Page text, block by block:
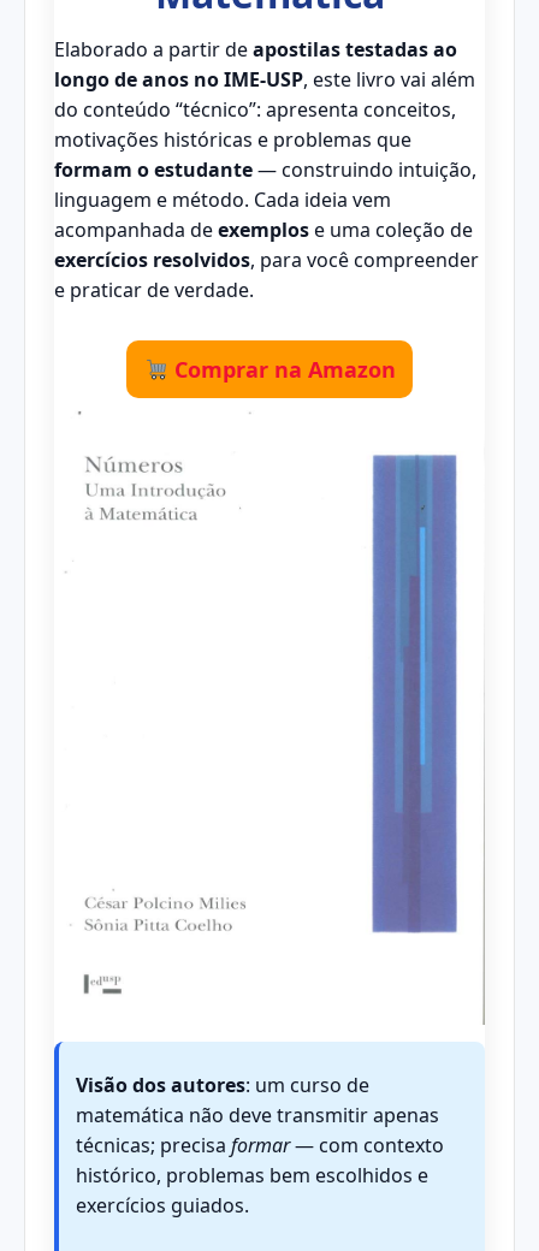
Elaborado a partir deapostilas testadas ao
longo de anos no IME-USP, este livro vai além
do conteúdo “técnico”: apresenta conceitos,
motivações históricas e problemas que
formam o estudante— construindo intuição,
linguagem e método. Cada ideia vem
acompanhada deexemplose uma coleção de
exercícios resolvidos, para você compreender
e praticar de verdade.
Comprar na Amazon
Visão dos autores: um curso de
matemática não deve transmitir apenas
técnicas; precisa formar— com contexto
histórico, problemas bem escolhidos e
exercícios guiados.